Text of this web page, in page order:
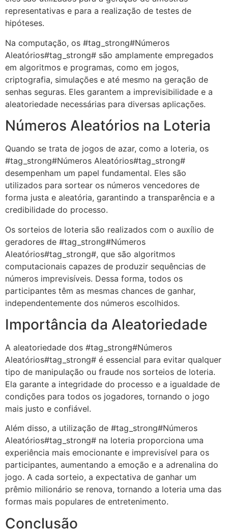
representativas e para a realização de testes de
hipóteses.
Na computação, os #tag_strong#Números
Aleatórios#tag_strong# são amplamente empregados
em algoritmos e programas, como em jogos,
criptografia, simulações e até mesmo na geração de
senhas seguras. Eles garantem a imprevisibilidade e a
aleatoriedade necessárias para diversas aplicações.
Números Aleatórios na Loteria
Quando se trata de jogos de azar, como a loteria, os
#tag_strong#Números Aleatórios#tag_strong#
desempenham um papel fundamental. Eles são
utilizados para sortear os números vencedores de
forma justa e aleatória, garantindo a transparência e a
credibilidade do processo.
Os sorteios de loteria são realizados com o auxílio de
geradores de #tag_strong#Números
Aleatórios#tag_strong#, que são algoritmos
computacionais capazes de produzir sequências de
números imprevisíveis. Dessa forma, todos os
participantes têm as mesmas chances de ganhar,
independentemente dos números escolhidos.
Importância da Aleatoriedade
A aleatoriedade dos #tag_strong#Números
Aleatórios#tag_strong# é essencial para evitar qualquer
tipo de manipulação ou fraude nos sorteios de loteria.
Ela garante a integridade do processo e a igualdade de
condições para todos os jogadores, tornando o jogo
mais justo e confiável.
Além disso, a utilização de #tag_strong#Números
Aleatórios#tag_strong# na loteria proporciona uma
experiência mais emocionante e imprevisível para os
participantes, aumentando a emoção e a adrenalina do
jogo. A cada sorteio, a expectativa de ganhar um
prêmio milionário se renova, tornando a loteria uma das
formas mais populares de entretenimento.
Conclusão